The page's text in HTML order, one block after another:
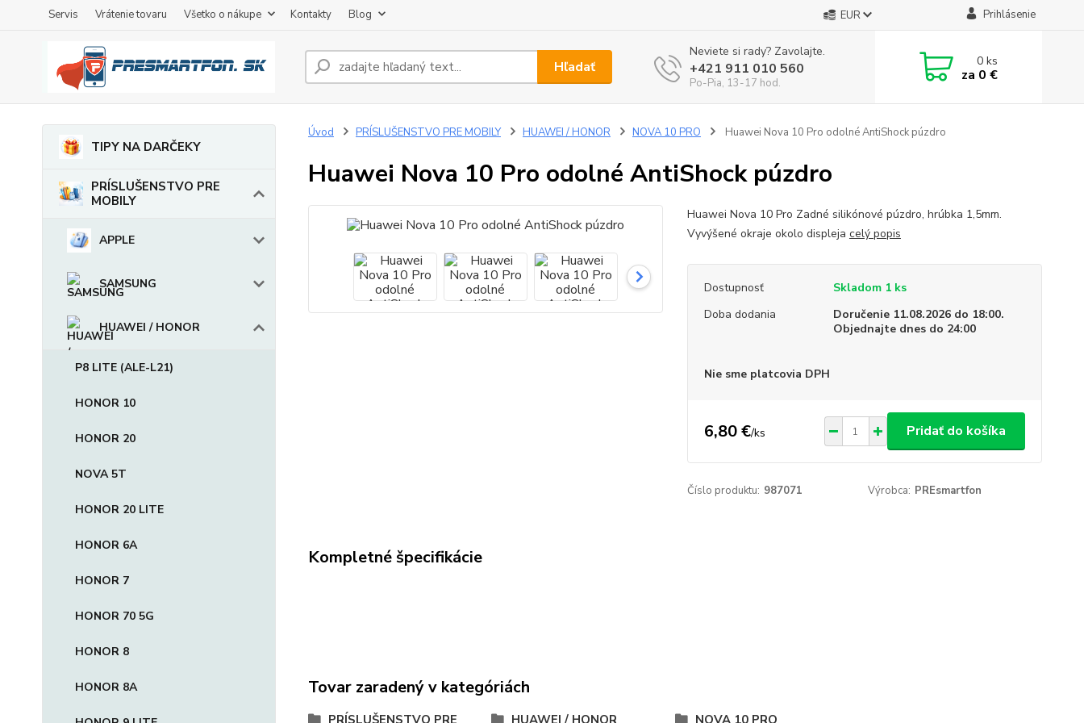
Servis Vrátenie tovaru Všetko o nákupe Kontakty Blog EUR Prihlásenie
Hľadať
Neviete si rady? Zavolajte.
+421 911 010 560
Po-Pia, 13-17 hod.
0ks
za 0 €
TIPY NA DARČEKY
PRÍSLUŠENSTVO PRE
MOBILY
APPLE
SAMSUNG
HUAWEI / HONOR
P8 LITE (ALE-L21)
HONOR 10
HONOR 20
NOVA 5T
HONOR 20 LITE
HONOR 6A
HONOR 7
HONOR 70 5G
HONOR 8
HONOR 8A
Úvod PRÍSLUŠENSTVO PRE MOBILY HUAWEI / HONOR NOVA 10 PRO Huawei Nova 10 Pro odolné AntiShock púzdro
Huawei Nova 10 Pro odolné AntiShock púzdro
Huawei Nova 10 Pro Zadné silikónové púzdro, hrúbka 1,5mm.
Vyvýšené okraje okolo displeja celý popis
Dostupnosť
Skladom 1 ks
Doba dodania
Doručenie 11.08.2026 do 18:00.
Objednajte dnes do 24:00
Nie sme platcovia DPH
6,80 €/ks Pridať do košíka
Číslo produktu: 987071 Výrobca: PREsmartfon
Kompletné špecifikácie
Tovar zaradený v kategóriách
PRÍSLUŠENSTVO PRE HUAWEI / HONOR NOVA 10 PRO